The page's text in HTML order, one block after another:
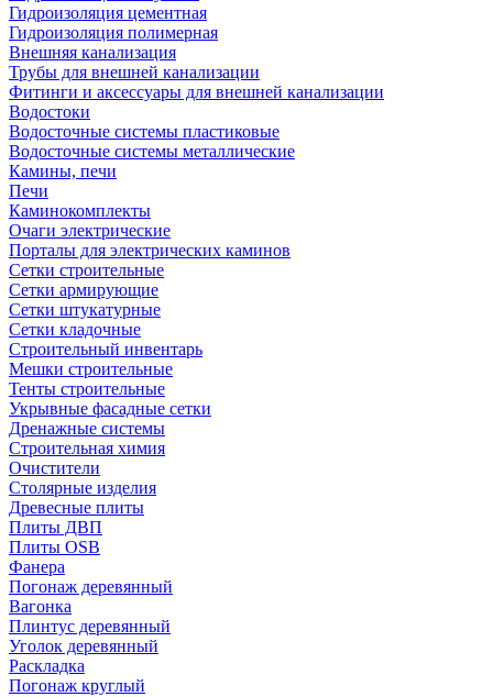
Гидроизоляция цементная
Гидроизоляция полимерная
Внешняя канализация
Трубы для внешней канализации
Фитинги и аксессуары для внешней канализации
Водостоки
Водосточные системы пластиковые
Водосточные системы металлические
Камины, печи
Печи
Каминокомплекты
Очаги электрические
Порталы для электрических каминов
Сетки строительные
Сетки армирующие
Сетки штукатурные
Сетки кладочные
Строительный инвентарь
Мешки строительные
Тенты строительные
Укрывные фасадные сетки
Дренажные системы
Строительная химия
Очистители
Столярные изделия
Древесные плиты
Плиты ДВП
Плиты OSB
Фанера
Погонаж деревянный
Вагонка
Плинтус деревянный
Уголок деревянный
Раскладка
Погонаж круглый